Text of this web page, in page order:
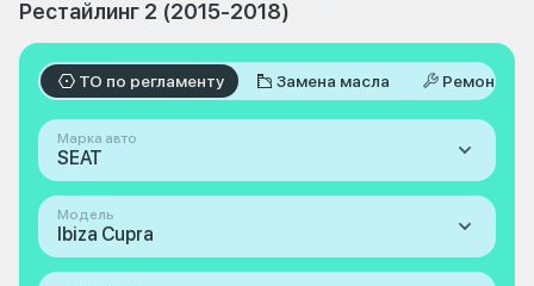
Рестайлинг 2 (2015-2018)
ТО по регламенту Замена масла Ремонт
Марка авто
SEAT
Модель
Ibiza Cupra